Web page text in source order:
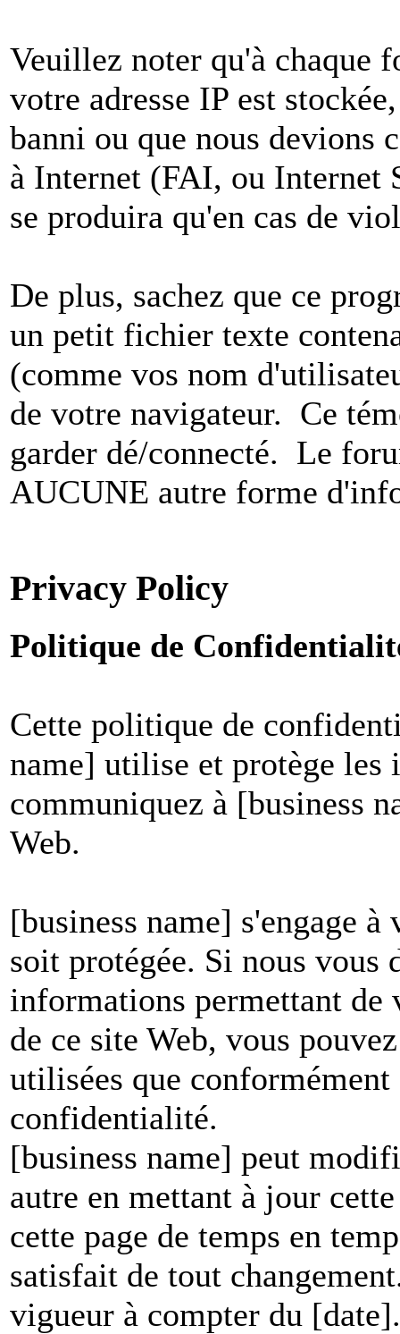
Veuillez noter qu'à chaque
votre adresse IP est
banni ou que nous devions
à Internet (FAI, ou
se produira qu'en cas de
De plus, sachez que ce
un petit fichier texte
(comme vos nom
de votre navigateur. Ce
garder dé/connecté. Le
AUCUNE autre forme
Privacy Policy
Politique de
Cette politique de
name] utilise et protège les
communiquez à [business
Web.
[business name] s'engage
soit protégée. Si nous vous
informations permettant
de ce site Web, vous
utilisées que
confidentialité.
[business name] peut
autre en mettant à jour
cette page de temps en
satisfait de tout
vigueur à compter du [date].